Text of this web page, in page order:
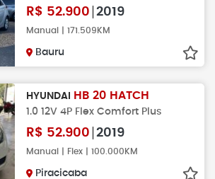
R$ 52.900 2019
Manual | 171.509KM
Bauru
HYUNDAI HB 20 HATCH
1.0 12V 4P Flex Comfort Plus
R$ 52.900 2019
Manual | Flex | 100.000KM
Piracicaba